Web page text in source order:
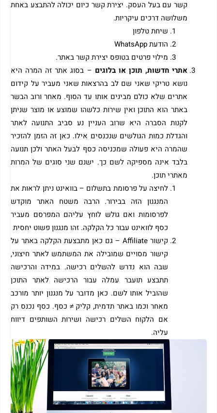
קשר עם בעל העסק. יצירת קשר כיום יכולה להתבצע באחת
משלושה דרכים עיקריות.
שיחת טלפון
הודעת WhatsApp
מילוי פרטים בטופס יצירת קשר באתר.
אתרי חדשות, תוכן או בלוגים– בסוג אתר זה המרה היא
נושא טריקי שאני שם לב בהרצאות שאני מעביר על קידום
אתרים שלא כולם מבינים אותו עד הסוף. מאחר ורוב הבשר
באתר הוא התוכן ואין שירות כלשהו שמוצע או מוצר שניתן
לקנות הסברה היא שרוב העניין נע סביב התנועה לאתר
והגדלת כמות הגולשים שנכנסים אילו. כאן זה הזמן להזכיר
שהמרה היא פעולה שמכניסה כסף לבעל האתר ולכן תנועה
בלבד אינה מספיקה לשם כך. ישנם שני סוגים של המרות
מאתרי תוכן.
לחיצה על פרסומת בתשלום – בוואינט ניתן לראות את
המנגנון הזה בבירור. הרבה משטח האתר מוקדש
לפרסומות ואם גולש לוחץ עליהם המפרסם מעביר
כסף לוואינט עבור כל הקלקה. זהו מנגנון פשוט יחסית
קישור Affiliate – גם כאן מתבצעת הקלקה באתר על
קישור מסויים שמובילה את המשתמש לאתר חיצוני,
שבה הוא נדרש להשלים רכישה. במידה והרכישה
תתבצע תועבר עמלה עבור הרכישה לאתר התוכן
שהוביל אותו לשם. כאן מדובר על מנגנון יותר מורכב
מאחר וכמו באתר תדמית, קליק ≠ כסף. כסף נכנס רק
אם הלקוח השלים רכישה ושירות השותפים דיווח
עליה.